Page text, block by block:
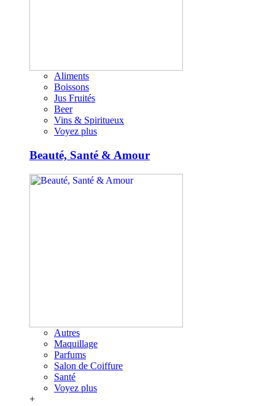
Aliments
Boissons
Jus Fruités
Beer
Vins & Spiritueux
Voyez plus
Beauté, Santé & Amour
Autres
Maquillage
Parfums
Salon de Coiffure
Santé
Voyez plus
+